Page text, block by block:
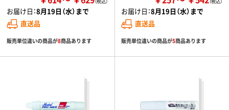
お届け日：8月19日（水）まで
直送品
販売単位違いの商品が8商品あります
お届け日：8月19日（水）まで
直送品
販売単位違いの商品が5商品あります